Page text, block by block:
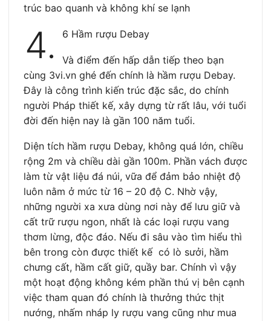
trúc bao quanh và không khí se lạnh
4. 6 Hầm rượu Debay
Và điểm đến hấp dẫn tiếp theo bạn
cùng 3vi.vn ghé đến chính là hầm rượu Debay.
Đây là công trình kiến trúc đặc sắc, do chính
người Pháp thiết kế, xây dựng từ rất lâu, với tuổi
đời đến hiện nay là gần 100 năm tuổi.
Diện tích hầm rượu Debay, không quá lớn, chiều
rộng 2m và chiều dài gần 100m. Phần vách được
làm từ vật liệu đá núi, vữa để đảm bảo nhiệt độ
luôn nằm ở mức từ 16 – 20 độ C. Nhờ vậy,
những người xa xưa dùng nơi này để lưu giữ và
cất trữ rượu ngon, nhất là các loại rượu vang
thơm lừng, độc đáo. Nếu đi sâu vào tìm hiểu thì
bên trong còn được thiết kế có lò sưởi, hầm
chưng cất, hầm cất giữ, quầy bar. Chính vì vậy
một hoạt động không kém phần thú vị bên cạnh
việc tham quan đó chính là thưởng thức thịt
nướng, nhấm nháp ly rượu vang cũng như mua